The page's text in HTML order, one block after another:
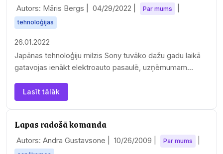
Autors: Māris Bergs | 04/29/2022 Par mums
tehnoloģijas
26.01.2022
Japānas tehnoloģiju milzis Sony tuvāko dažu gadu laikā
gatavojas ienākt elektroauto pasaulē, uzņēmumam
Lasīt tālāk
Lapas radošā komanda
Autors: Andra Gustavsone | 10/26/2009 Par mums